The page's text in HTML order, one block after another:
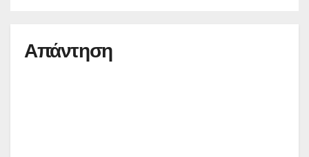
Απάντηση